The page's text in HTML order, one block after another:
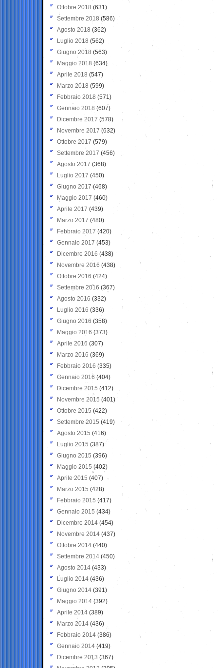
Ottobre 2018 (631)
Settembre 2018 (586)
Agosto 2018 (362)
Luglio 2018 (562)
Giugno 2018 (563)
Maggio 2018 (634)
Aprile 2018 (547)
Marzo 2018 (599)
Febbraio 2018 (571)
Gennaio 2018 (607)
Dicembre 2017 (578)
Novembre 2017 (632)
Ottobre 2017 (579)
Settembre 2017 (456)
Agosto 2017 (368)
Luglio 2017 (450)
Giugno 2017 (468)
Maggio 2017 (460)
Aprile 2017 (439)
Marzo 2017 (480)
Febbraio 2017 (420)
Gennaio 2017 (453)
Dicembre 2016 (438)
Novembre 2016 (438)
Ottobre 2016 (424)
Settembre 2016 (367)
Agosto 2016 (332)
Luglio 2016 (336)
Giugno 2016 (358)
Maggio 2016 (373)
Aprile 2016 (307)
Marzo 2016 (369)
Febbraio 2016 (335)
Gennaio 2016 (404)
Dicembre 2015 (412)
Novembre 2015 (401)
Ottobre 2015 (422)
Settembre 2015 (419)
Agosto 2015 (416)
Luglio 2015 (387)
Giugno 2015 (396)
Maggio 2015 (402)
Aprile 2015 (407)
Marzo 2015 (428)
Febbraio 2015 (417)
Gennaio 2015 (434)
Dicembre 2014 (454)
Novembre 2014 (437)
Ottobre 2014 (440)
Settembre 2014 (450)
Agosto 2014 (433)
Luglio 2014 (436)
Giugno 2014 (391)
Maggio 2014 (392)
Aprile 2014 (389)
Marzo 2014 (436)
Febbraio 2014 (386)
Gennaio 2014 (419)
Dicembre 2013 (367)